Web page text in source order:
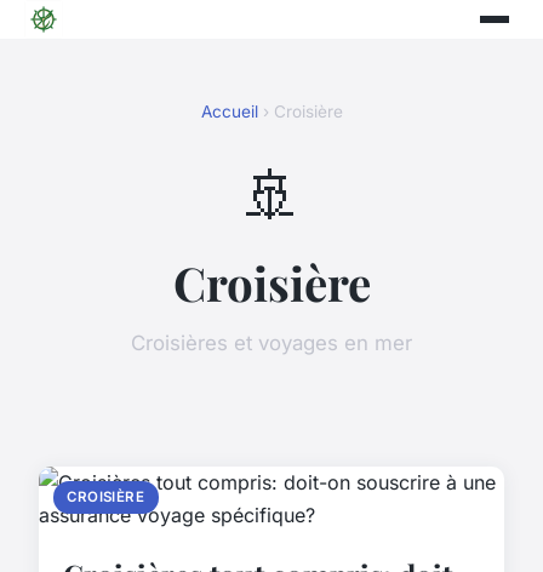
Accueil› Croisière
🚢
Croisière
Croisières et voyages en mer
CROISIÈRE